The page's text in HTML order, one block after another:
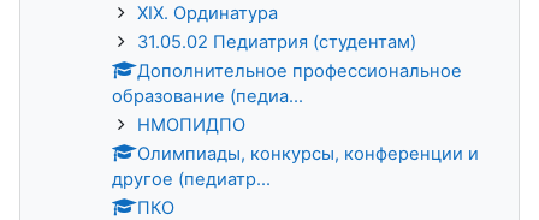
XIX. Ординатура
31.05.02 Педиатрия (студентам)
Дополнительное профессиональное
образование (педиа...
НМОПИДПО
Олимпиады, конкурсы, конференции и
другое (педиатр...
ПКО